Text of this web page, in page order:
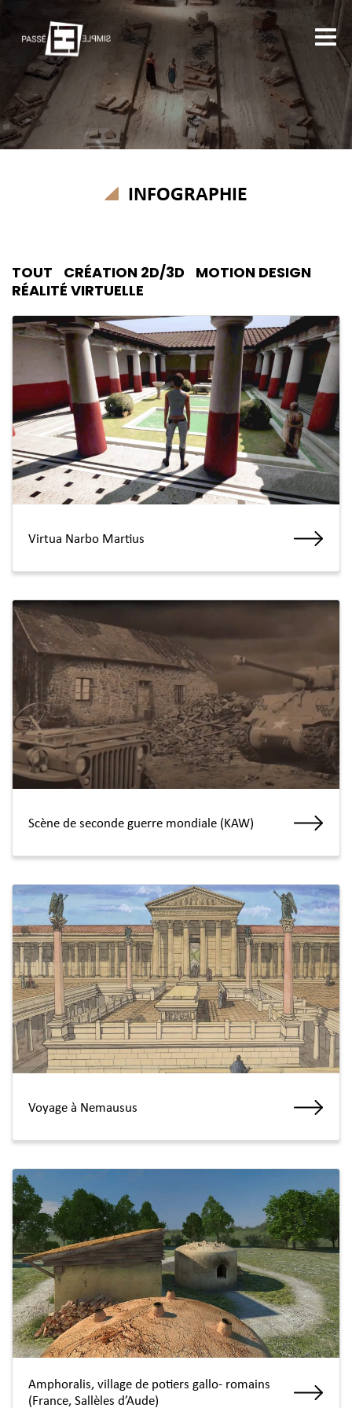
INFOGRAPHIE
TOUT CRÉATION 2D/3D
MOTION DESIGN
RÉALITÉ VIRTUELLE
Virtua Narbo Martius
Scène de seconde guerre mondiale (KAW)
Voyage à Nemausus
Amphoralis, village de potiers gallo- romains
(France, Sallèles d’Aude)